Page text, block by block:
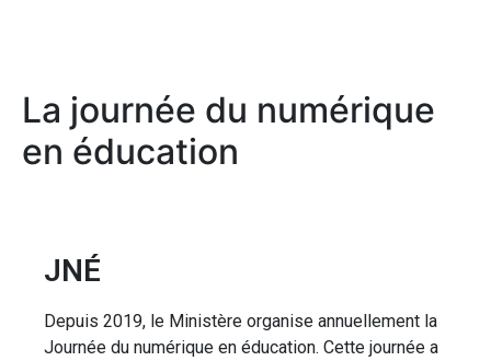
La journée du numérique
en éducation
JNÉ
Depuis 2019, le Ministère organise annuellement la
Journée du numérique en éducation. Cette journée a